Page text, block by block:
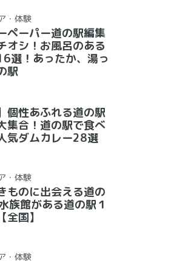
・体験
ペーパー道の駅編集
オシ！お風呂のある
選！あったか、湯っ
駅
個性あふれる道の駅
集合！道の駅で食べ
気ダムカレー28選
・体験
ものに出会える道の
族館がある道の駅１
全国】
・体験